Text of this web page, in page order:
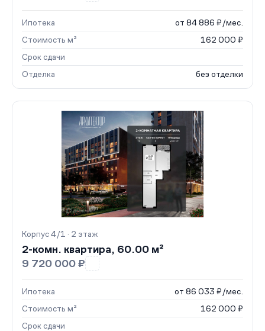
Ипотека
от 84 886 ₽/мес.
Стоимость м²
162 000 ₽
Срок сдачи
Отделка
без отделки
Корпус 4/1 · 2 этаж
2-комн. квартира, 60.00 м²
9 720 000 ₽
Ипотека
от 86 033 ₽/мес.
Стоимость м²
162 000 ₽
Срок сдачи